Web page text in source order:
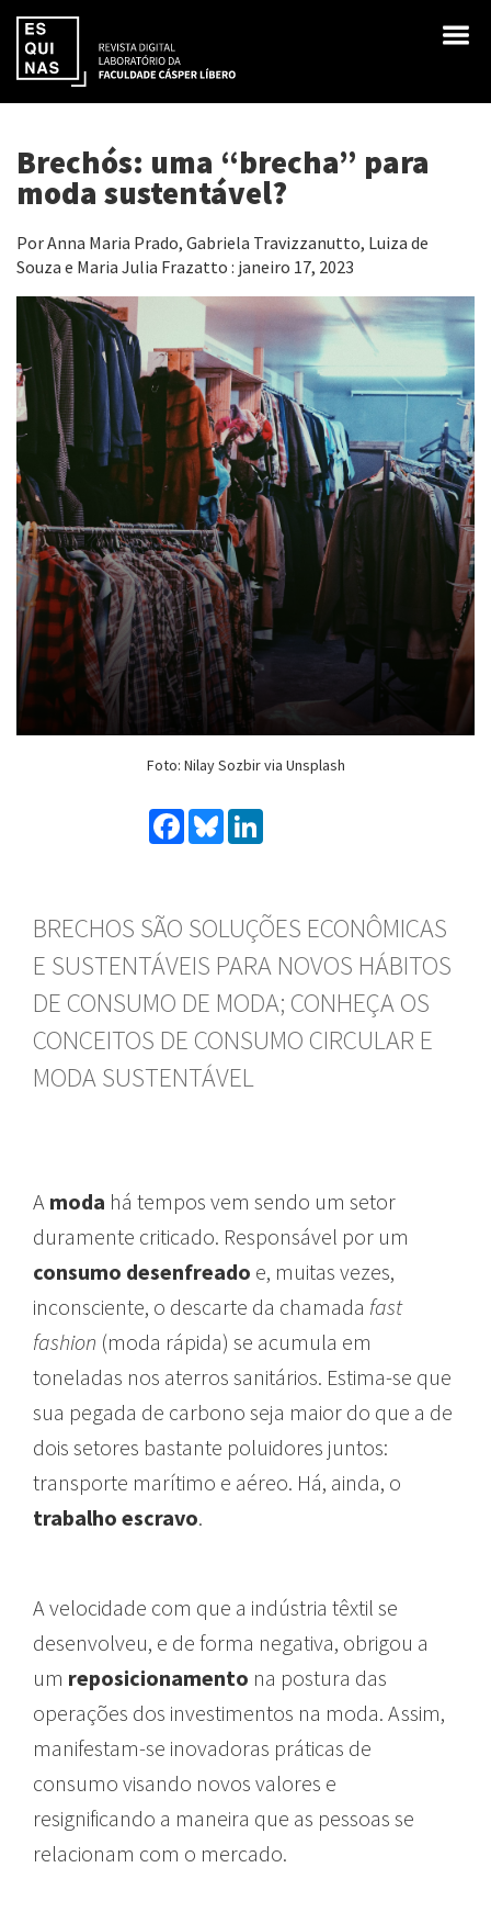
Brechós: uma “brecha” para
moda sustentável?
Por Anna Maria Prado, Gabriela Travizzanutto, Luiza de
Souza e Maria Julia Frazatto : janeiro 17, 2023
Foto: Nilay Sozbir via Unsplash
Facebook
Bluesky
BRECHOS SÃO SOLUÇÕES ECONÔMICAS
E SUSTENTÁVEIS PARA NOVOS HÁBITOS
DE CONSUMO DE MODA; CONHEÇA OS
CONCEITOS DE CONSUMO CIRCULAR E
MODA SUSTENTÁVEL
A moda há tempos vem sendo um setor
duramente criticado. Responsável por um
consumo desenfreado e, muitas vezes,
inconsciente, o descarte da chamada fast
fashion (moda rápida) se acumula em
toneladas nos aterros sanitários. Estima-se que
sua pegada de carbono seja maior do que a de
dois setores bastante poluidores juntos:
transporte marítimo e aéreo. Há, ainda, o
trabalho escravo.
A velocidade com que a indústria têxtil se
desenvolveu, e de forma negativa, obrigou a
um reposicionamento na postura das
operações dos investimentos na moda. Assim,
manifestam-se inovadoras práticas de
consumo visando novos valores e
resignificando a maneira que as pessoas se
relacionam com o mercado.